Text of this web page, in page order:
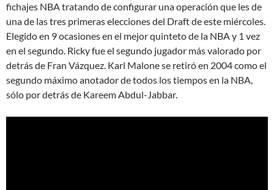
fichajes NBA tratando de configurar una operación que les de
una de las tres primeras elecciones del Draft de este miércoles.
Elegido en 9 ocasiones en el mejor quinteto de la NBA y 1 vez
en el segundo. Ricky fue el segundo jugador más valorado por
detrás de Fran Vázquez. Karl Malone se retiró en 2004 como el
segundo máximo anotador de todos los tiempos en la NBA,
sólo por detrás de Kareem Abdul-Jabbar.